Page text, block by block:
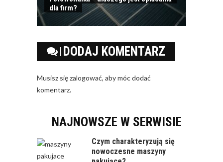
dla firm?
DODAJ KOMENTARZ
Musisz sięzalogować, aby móc dodać
komentarz.
NAJNOWSZE W SERWISIE
Czym charakteryzują się
nowoczesne maszyny